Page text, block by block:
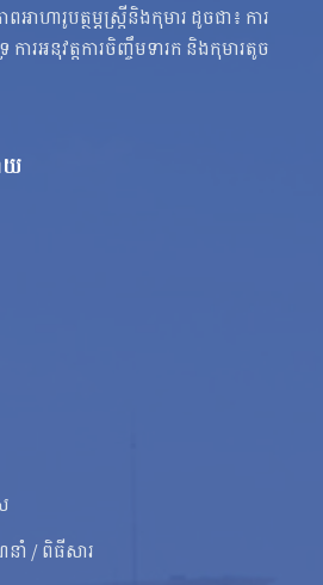
អាហារូបត្ថម្ភស្ត្រីនិងកុមារ ដូចជា៖ ការ
ការអនុវត្តការចិញ្ចឹមទារក និងកុមារតូច
យ
ាំ / ពិធីសារ